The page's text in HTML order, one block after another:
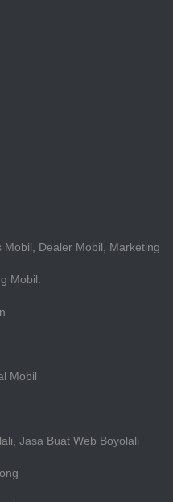
Dealer Mobil, Marketing
Mobil.
Mobil
Jasa Buat Web Boyolali